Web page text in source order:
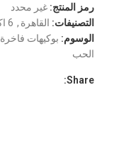
رمز المنتج: غير محدد
التصنيفات: القاهرة , 6 اكتوبر - الشيخ زايد
الوسوم: بوكيهات فاخرة
الحب
Share: